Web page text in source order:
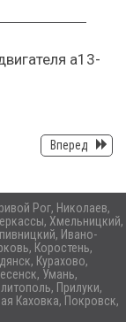
а13-
Вперед
Рог, Николаев,
Хмельницкий,
Ивано-
Коростень,
Курахово,
Умань,
Прилуки,
Каховка, Покровск,